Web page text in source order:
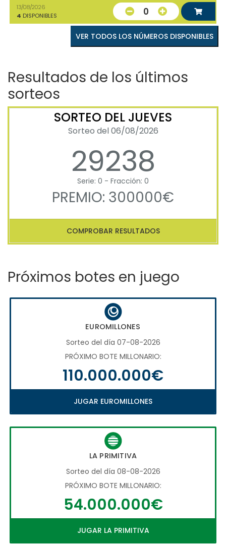
13/08/2026
4 DISPONIBLES 0
VER TODOS LOS NÚMEROS DISPONIBLES
Resultados de los últimos
sorteos
SORTEO DEL JUEVES
Sorteo del 06/08/2026
29238
Serie: 0 - Fracción: 0
PREMIO: 300000€
COMPROBAR RESULTADOS
Próximos botes en juego
EUROMILLONES
Sorteo del día 07-08-2026
PRÓXIMO BOTE MILLONARIO:
110.000.000€
JUGAR EUROMILLONES
LA PRIMITIVA
Sorteo del día 08-08-2026
PRÓXIMO BOTE MILLONARIO:
54.000.000€
JUGAR LA PRIMITIVA